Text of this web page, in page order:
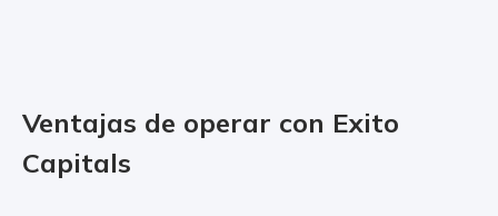
Ventajas de operar con Exito
Capitals